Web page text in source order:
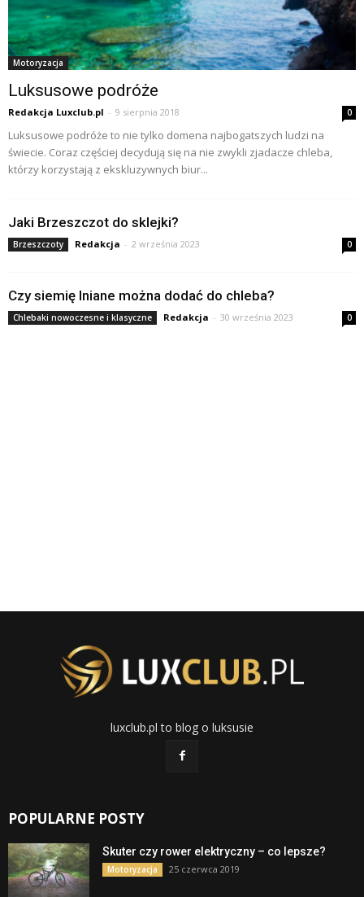
Motoryzacja
Luksusowe podróże
Redakcja Luxclub.pl - 9 sierpnia 2018 0
Luksusowe podróże to nie tylko domena najbogatszych ludzi na
świecie. Coraz częściej decydują się na nie zwykli zjadacze chleba,
którzy korzystają z ekskluzywnych biur...
Jaki Brzeszczot do sklejki?
Brzeszczoty Redakcja - 2 września 2023 0
Czy siemię lniane można dodać do chleba?
Chlebaki nowoczesne i klasyczne Redakcja - 30 września 2023 0
luxclub.pl to blog o luksusie
POPULARNE POSTY
Skuter czy rower elektryczny – co lepsze?
Motoryzacja 25 czerwca 2019